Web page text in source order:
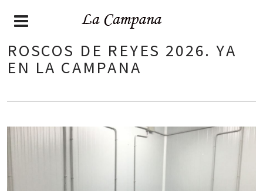
ROSCOS DE REYES 2026. YA
EN LA CAMPANA